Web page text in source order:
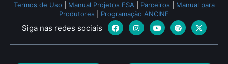
Termos de Uso
Manual Projetos FSA Parceiros
Manual para
Produtores
Programação ANCINE
Siga nas redes sociais